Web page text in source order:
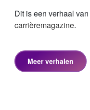
Dit is een verhaal van
carrièremagazine.